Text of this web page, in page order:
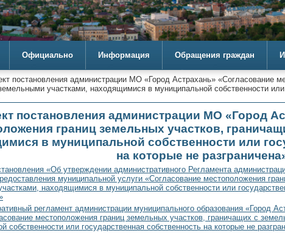
Официально Информация Обращения граждан
постановления администрации МО «Город Астрахань» «Согласование
участками, находящимися в муниципальной собственности
постановления администрации МО «Город
границ земельных участков,
в муниципальной собственности или
на которые не
«Об утверждении административного Регламента
муниципальной услуги «Согласование местоположения
находящимися в муниципальной собственности или
регламент администрации муниципального образования «Город
местоположения границ земельных участков, граничащих с
собственности или государственная собственность на которые не